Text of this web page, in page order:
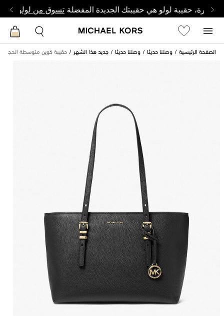
وصغيرة، حقيبة لولو هي حقيبتك الجديدة المفضلة تسوق من لولو
الصفحة الرئيسية وصلنا حديثا وصلنا حديثا جديد هذا الشهر حقيبة كوين متوسطة الحجم